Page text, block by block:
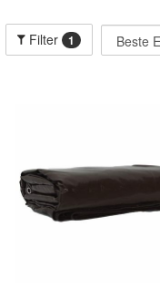
Filter 1